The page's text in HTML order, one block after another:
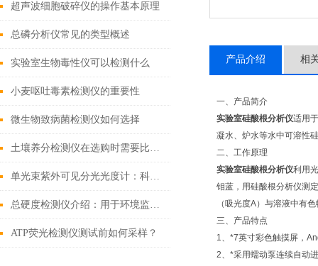
超声波细胞破碎仪的操作基本原理
总磷分析仪常见的类型概述
实验室生物毒性仪可以检测什么
小麦呕吐毒素检测仪的重要性
微生物致病菌检测仪如何选择
土壤养分检测仪在选购时需要比较哪些点
单光束紫外可见分光光度计：科学与工业领域的 “隐形基石”
总硬度检测仪介绍：用于环境监测、工业生产、水处理等
ATP荧光检测仪测试前如何采样？
产品介绍 相
一、产品简介
实验室硅酸根分析仪适用
凝水、炉水等水中可溶性
二、工作原理
实验室硅酸根分析仪利用
钼蓝，用硅酸根分析仪测
（吸光度A）与溶液中有
三、产品特点
1、*7英寸彩色触摸屏，
2、*采用蠕动泵连续自动